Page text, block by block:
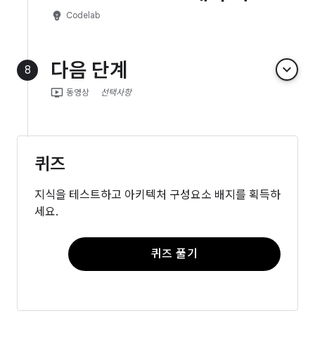
emoji_objects Codelab
8 다음 단계 keyboard_arrow_down
ondemand_video 동영상 선택사항
퀴즈
지식을 테스트하고 아키텍처 구성요소 배지를 획득하
세요.
퀴즈 풀기